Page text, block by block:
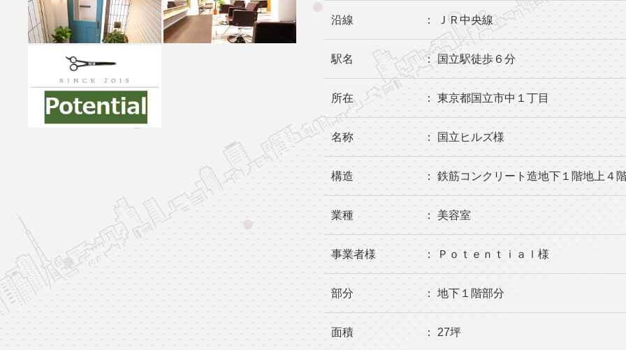
沿線 ： ＪＲ中央線
駅名 ： 国立駅徒歩６分
所在 ： 東京都国立市中１丁目
名称 ： 国立ヒルズ様
構造 ： 鉄筋コンクリート造地下１階地上４
業種 ： 美容室
事業者様 ： Ｐｏｔｅｎｔｉａｌ様
部分 ： 地下１階部分
面積 ： 27坪